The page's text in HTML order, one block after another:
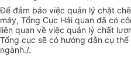
Để đảm bảo việc quản lý chặt
máy, Tổng Cục Hải quan đã có
liên quan về việc quản lý chất
Tổng cục sẽ có hướng dẫn cụ
ngành./.